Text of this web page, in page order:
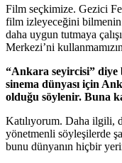
Film seçkimize. Gezici
film izleyeceğini bilmenin
daha uygun tutmaya
Merkezi’ni
“Ankara seyircisi” diye
sinema dünyası için
olduğu söylenir. Buna
Katılıyorum. Daha ilgili,
yönetmenli söyleşilerde
bunu dünyanın hiçbir